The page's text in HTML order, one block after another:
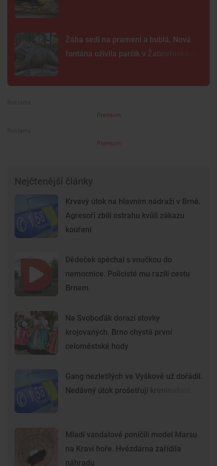
Žába sedí na prameni a bublá. Nová
fontána oživila parčík v Žabovřeskách
Premium
Premium
Nejčtenější články
Krvavý útok na hlavním nádraží v Brně.
Agresoři zbili ostrahu kvůli zákazu
kouření
Dědeček spěchal s vnučkou do
nemocnice. Policisté mu razili cestu
Brnem
Na Svoboďák dorazí stovky
krojovaných. Brno chystá první
celoměstské hody
Gang nezletilých ve Vyškově už dořádil.
Nedávný útok prošetřují kriminalisté
Mladí vandalové poničili model Marsu
na Kraví hoře. Hvězdárna zařídila
náhradu